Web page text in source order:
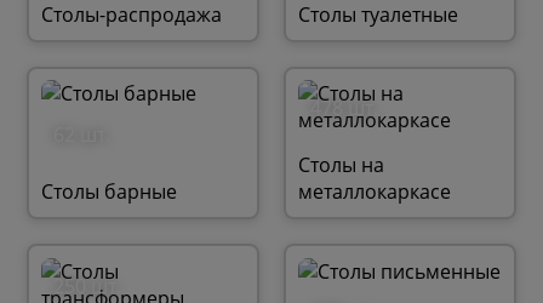
Столы-распродажа Столы туалетные
Столы барные
478 шт.
Столы на
металлокаркасе
250 шт.